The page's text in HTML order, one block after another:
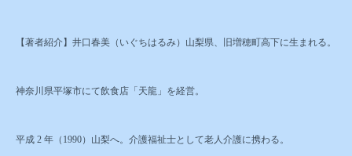
【著者紹介】井口春美（いぐちはるみ）山梨県、旧増穂町高下に生まれる。
神奈川県平塚市にて飲食店「天龍」を経営。
平成 2 年（ 1990）山梨へ。介護福祉士として老人介護に携わる。